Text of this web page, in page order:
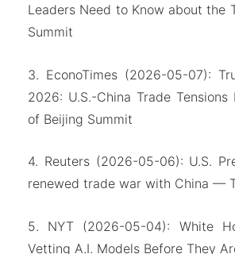
Leaders Need to Know about the
Summit
3. EconoTimes (2026-05-07):
2026: U.S.-China Trade Tensions
of Beijing Summit
4. Reuters (2026-05-06): U.S.
renewed trade war with China —
5. NYT (2026-05-04): White
Vetting A.I. Models Before They